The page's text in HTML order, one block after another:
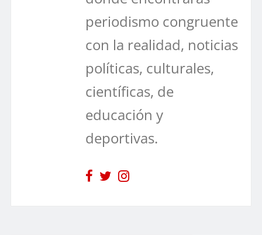
periodismo congruente
con la realidad, noticias
políticas, culturales,
científicas, de
educación y
deportivas.